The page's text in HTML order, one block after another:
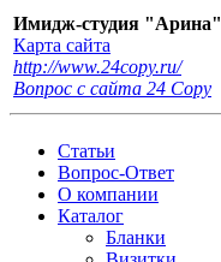
Имидж-студия "Арина"
Карта сайта
http://www.24copy.ru/
Вопрос с сайта 24 Сopy
Статьи
Вопрос-Ответ
О компании
Каталог
Бланки